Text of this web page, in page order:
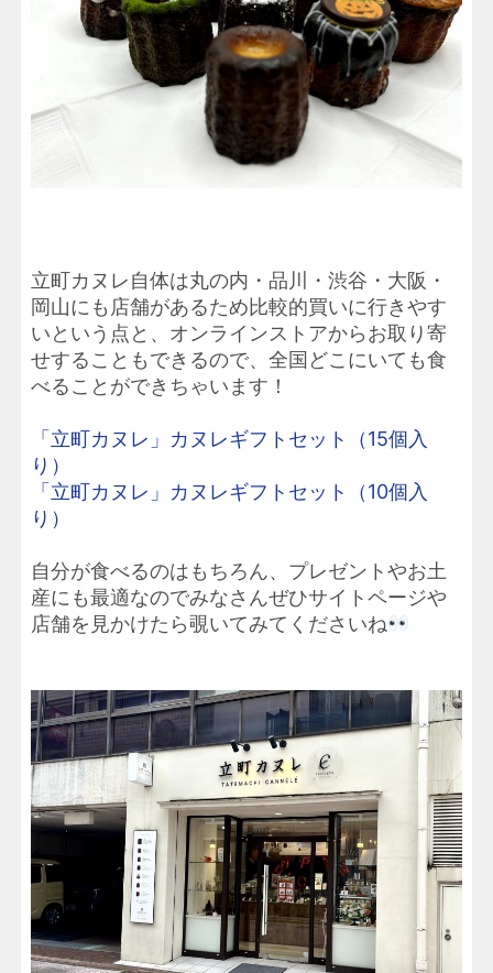
立町カヌレ自体は丸の内・品川・渋谷・大阪・
岡山にも店舗があるため比較的買いに行きやす
いという点と、オンラインストアからお取り寄
せすることもできるので、全国どこにいても食
べることができちゃいます！
「立町カヌレ」カヌレギフトセット（15個入
り）
「立町カヌレ」カヌレギフトセット（10個入
り）
自分が食べるのはもちろん、プレゼントやお土
産にも最適なのでみなさんぜひサイトページや
店舗を見かけたら覗いてみてくださいね